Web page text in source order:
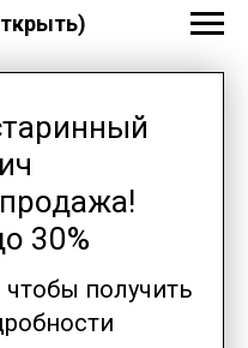
30%
чтобы получить